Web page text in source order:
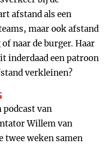
afstand als een
maar ook afstand
naar de burger. Haar
inderdaad een patroon
verkleinen?
van
Willem van
twee weken samen